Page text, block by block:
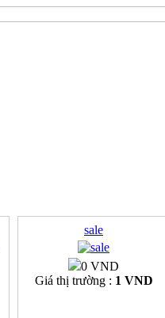
sale
0 VND
Giá thị trường : 1 VND